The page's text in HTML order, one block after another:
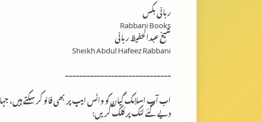
ربانی بکس
Rabbani Books
شیخ عبدالحفیظ ربانی
Sheikh Abdul Hafeez Rabbani
------------------------------
اب آپ اسلامک گِیان کو واٹس ایپ پر بھی فالو کر سکتے ہیں،
دیے گئے لنک پر کلک کریں: